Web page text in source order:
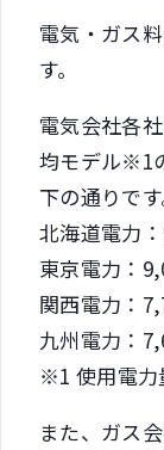
電気・ガス
す。
電気会社各
均モデル※1
下の通りです
北海道電力
東京電力：
関西電力：
九州電力：
※1 使用電力
また、ガス